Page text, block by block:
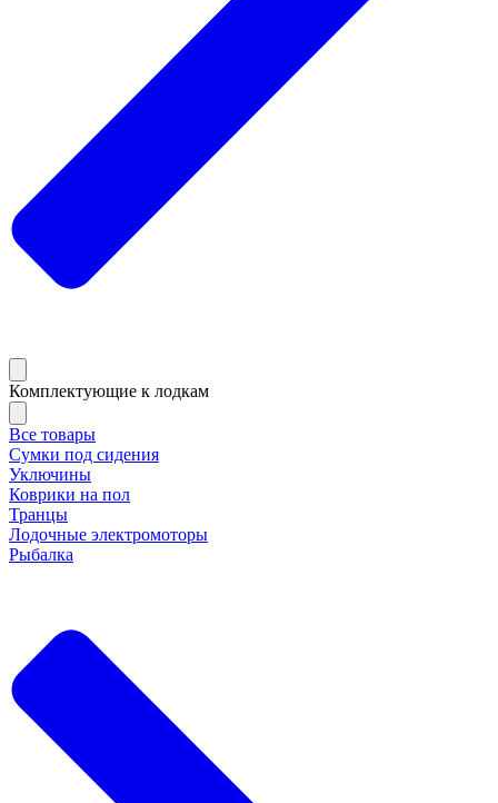
Комплектующие к лодкам
Все товары
Сумки под сидения
Уключины
Коврики на пол
Транцы
Лодочные электромоторы
Рыбалка